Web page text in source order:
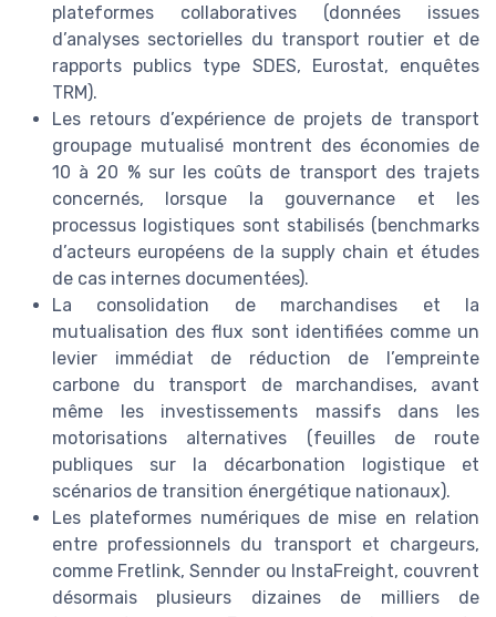
plateformes collaboratives (données issues
d’analyses sectorielles du transport routier et de
rapports publics type SDES, Eurostat, enquêtes
TRM).
Les retours d’expérience de projets de transport
groupage mutualisé montrent des économies de
10 à 20 % sur les coûts de transport des trajets
concernés, lorsque la gouvernance et les
processus logistiques sont stabilisés (benchmarks
d’acteurs européens de la supply chain et études
de cas internes documentées).
La consolidation de marchandises et la
mutualisation des flux sont identifiées comme un
levier immédiat de réduction de l’empreinte
carbone du transport de marchandises, avant
même les investissements massifs dans les
motorisations alternatives (feuilles de route
publiques sur la décarbonation logistique et
scénarios de transition énergétique nationaux).
Les plateformes numériques de mise en relation
entre professionnels du transport et chargeurs,
comme Fretlink, Sennder ou InstaFreight, couvrent
désormais plusieurs dizaines de milliers de